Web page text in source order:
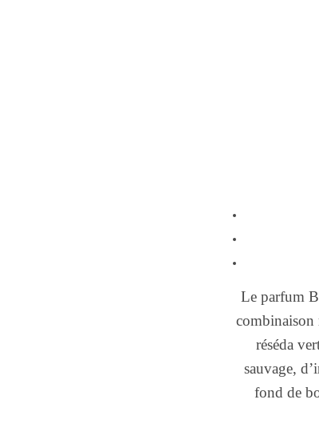
Le parfum
combinaison
réséda
sauvage,
fond de